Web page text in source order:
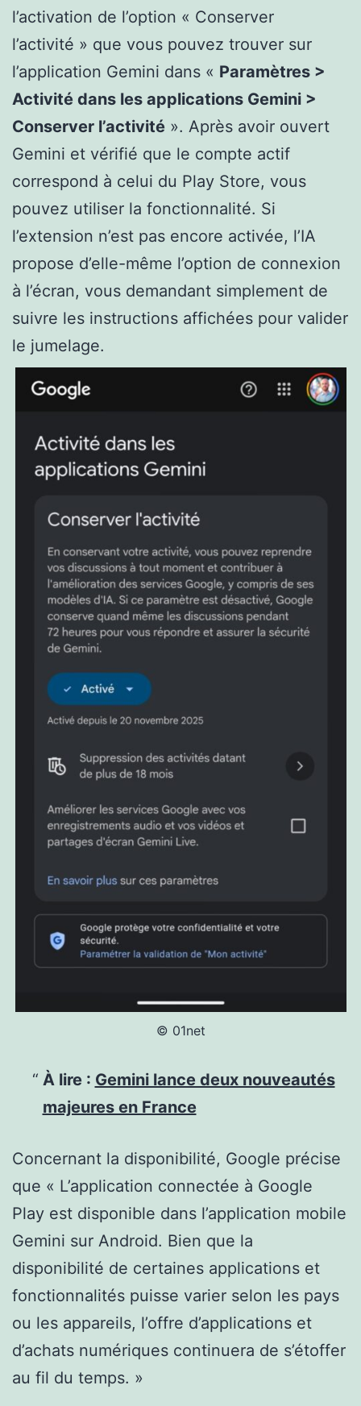
l’activation de l’option « Conserver
l’activité » que vous pouvez trouver sur
l’application Gemini dans « Paramètres >
Activité dans les applications Gemini >
Conserver l’activité ». Après avoir ouvert
Gemini et vérifié que le compte actif
correspond à celui du Play Store, vous
pouvez utiliser la fonctionnalité. Si
l’extension n’est pas encore activée, l’IA
propose d’elle-même l’option de connexion
à l’écran, vous demandant simplement de
suivre les instructions affichées pour valider
le jumelage.
© 01net
À lire : Gemini lance deux nouveautés
majeures en France
Concernant la disponibilité, Google précise
que « L’application connectée à Google
Play est disponible dans l’application mobile
Gemini sur Android. Bien que la
disponibilité de certaines applications et
fonctionnalités puisse varier selon les pays
ou les appareils, l’offre d’applications et
d’achats numériques continuera de s’étoffer
au fil du temps. »